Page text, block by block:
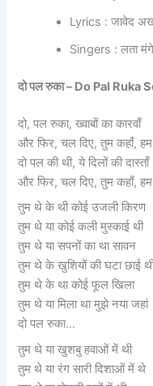
Lyrics : जावेद
Singers : लता
दो पल रुका –Do Pal Ruka
दो, पल रुका, ख्वाबों का कारवाँ
और फिर, चल दिए, तुम कहाँ,
दो पल की थी, ये दिलों की दास्ताँ
और फिर, चल दिए, तुम कहाँ,
तुम थे के थी कोई उजली किरण
तुम थे या कोई कली मुस्काई थी
तुम थे या सपनों का था सावन
तुम थे के खुशियों की घटा छाई
तुम थे के था कोई फूल खिला
तुम थे या मिला था मुझे नया जहां
दो पल रुका…
तुम थे या खुशबु हवाओं में थी
तुम थे या रंग सारी दिशाओं में थे